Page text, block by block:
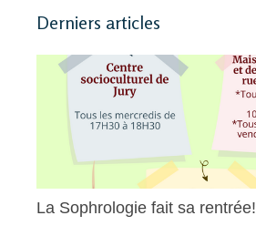
Derniers articles
La Sophrologie fait sa rentrée!